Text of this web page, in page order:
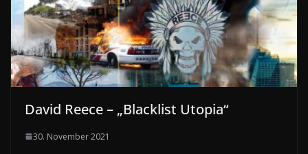
David Reece – „Blacklist Utopia“
30. November 2021